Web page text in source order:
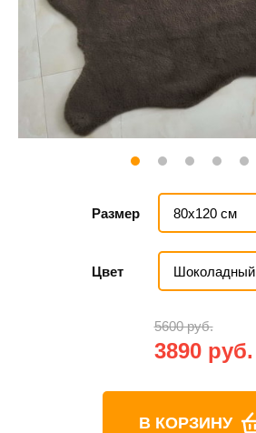
Размер 80х120 см
Цвет Шоколадный
5600 руб.
3890 руб.
В КОРЗИНУ